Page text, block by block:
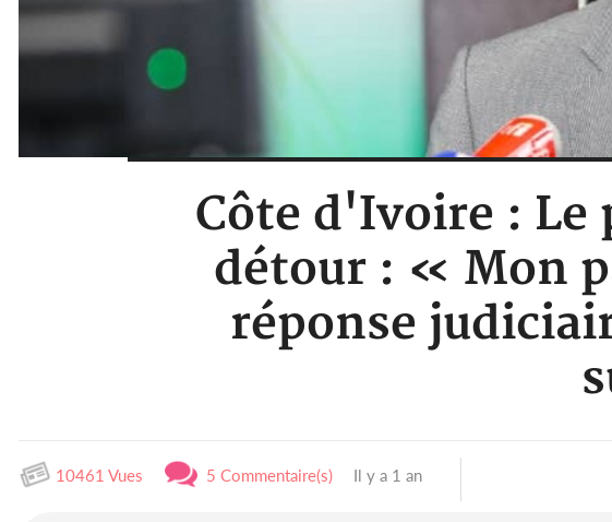
Côte d'Ivoire : Le
détour : « Mon
réponse
10461 Vues 5 Commentaire(s) Il y a 1 an